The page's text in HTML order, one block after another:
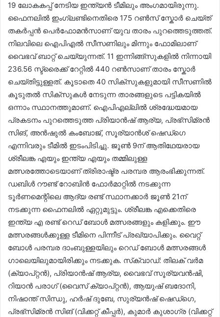
19 ലോകകപ്പ് നേടിയ ഇന്ത്യൻ ടീമിലും അംഗമായിരുന്നു.
ഫൈനലിൽ ഇംഗ്ലണ്ടിനെതിരെ 175 റൺസ് സ്കോർ ചെയ്ത്
തകർപ്പൻ പെർഫോമൻസാണ് യുവ താരം പുറത്തെടുത്തത്.
നിലവിലെ ഐപിഎൽ സീസണിലും മിന്നും ഫോമിലാണ്
വൈഭവ് ബാറ്റ് ചെയ്യുന്നത്. 11 ഇന്നിങ്ങ്സുകളിൽ നിന്നായി
236.56 സ്ട്രൈക്ക് റേറ്റിൽ 440 റൺസാണ് താരം സ്കോർ
ചെയ്തിട്ടുള്ളത്. കൂടാതെ 40 സിക്സുകളുമായി സീസണിൽ
കൂടുതൽ സിക്സുകൾ നേടുന്ന താരങ്ങളുടെ പട്ടികയിൽ
ഒന്നാം സ്ഥാനത്തുമാണ്. ഐപിഎല്ലിൽ ശ്രദ്ധേയമായ
പ്രകടനം പുറത്തെടുത്ത പ്രിയാൻഷ് ആര്യ, പ്രഭ്സിമ്രൻ
സിങ്, അൻഷുൽ കംബോജ്, സൂര്യാൻശ് ഷെഡ്ഗെ
എന്നിവരും ടീമിൽ ഇടംപിടിച്ചു. ജൂൺ 9ന് ആതിഥേയരായ
ശ്രീലങ്ക എയും ഇന്ത്യ എയും തമ്മിലുള്ള
മത്സരത്തോടെയാണ് ത്രിരാഷ്ട്ര പരമ്പര ആരംഭിക്കുന്നത്.
ഡബിൾ റൗണ്ട് റോബിൻ ഫോർമാറ്റിൽ നടക്കുന്ന
ടൂർണമെന്റിലെ ആദ്യ രണ്ട് സ്ഥാനക്കാർ ജൂൺ 21ന്
നടക്കുന്ന ഫൈനലിൽ ഏറ്റുമുട്ടും. ശ്രീലങ്ക എക്കെതിരെ
ഇന്ത്യ എ രണ്ട് റെഡ് ബോൾ മത്സരങ്ങളും കളിക്കും. ഈ
മത്സരങ്ങൾക്കുള്ള ടീമിനെ പിന്നീട് പ്രഖ്യാപിക്കും. വൈറ്റ്
ബോൾ പരമ്പര ദാംബുള്ളയിലും റെഡ് ബോൾ മത്സരങ്ങൾ
ഗാലെയിലുമായിരിക്കും നടക്കുക. സ്‌ക്വാഡ്: തിലക് വർമ
(ക്യാപ്റ്റൻ), പ്രിയാൻഷ് ആര്യ, വൈഭവ് സൂര്യവൻഷി,
റിയാൻ പരാഗ് (വൈസ് ക്യാപ്റ്റൻ), ആയുഷ് ബദോനി,
നിഷാന്ത് സിന്ധു, ഹർഷ് ദുബേ, സുര്യൻഷ് ഷെഡ്ഗെ,
പ്രഭ്സിമ്രൻ സിങ് (വിക്കറ്റ് കീപ്പർ), കുമാർ കുശാഗ്ര (വിക്കറ്റ്